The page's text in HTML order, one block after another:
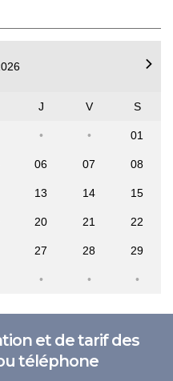
J V S
01
06 07 08
13 14 15
20 21 22
27 28 29
et de tarif des
téléphone